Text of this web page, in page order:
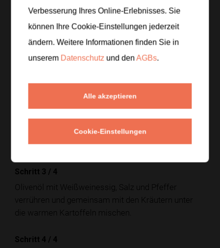
Zubereitung
Schritt 1/4
Schritt 2/4
Die rote Zwiebel fein hobeln und die Kräuter grob
hacken.
Schritt 3 / 4
Olivenöl mit Weißweinessig, Salz und Pfeffer
verrühren und gemeinsam mit den Kräutern unter
die warmen Kartoffeln mischen.
Schritt 4 / 4
Verbesserung Ihres Online-Erlebnisses. Sie
können Ihre Cookie-Einstellungen jederzeit
ändern. Weitere Informationen finden Sie in
unserem Datenschutz und denAGBs.
Alle akzeptieren
Cookie-Einstellungen